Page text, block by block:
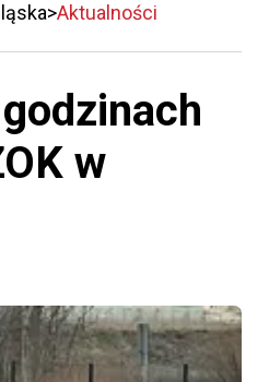
Aktualności
w